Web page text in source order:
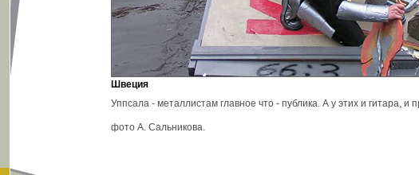
Швеция
Уппсала - металлистам главное что - публика. А у этих и гитара,
фото А. Сальникова.